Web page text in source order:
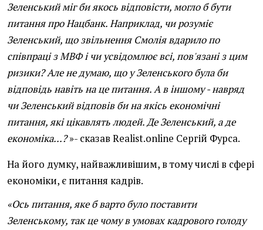
Зеленський міг би якось відповісти, могло б бути
питання про Нацбанк. Наприклад, чи розуміє
Зеленський, що звільнення Смолія вдарило по
співпраці з МВФ і чи усвідомлює всі, пов'язані з цим
ризики? Але не думаю, що у Зеленського була би
відповідь навіть на це питання. А в іншому - навряд
чи Зеленський відповів би на якісь економічні
питання, які цікавлять людей. Де Зеленський, а де
економіка...?»- сказав Realist.online Сергій Фурса.
На його думку, найважливішим, в тому числі в сфері
економіки, є питання кадрів.
«Ось питання, яке б варто було поставити
Зеленському, так це чому в умовах кадрового голоду